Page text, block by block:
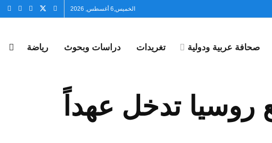
الخميس,6 أغسطس, 2026
صحافة عربية ودولية تغريدات دراسات وبحوث رياضة
روسيا تدخل عهداً